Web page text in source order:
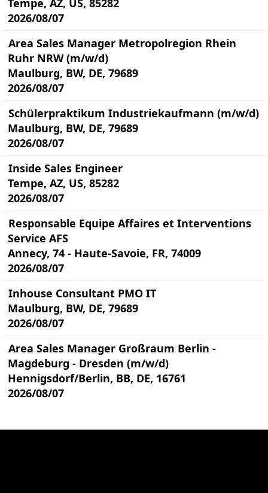
Tempe, AZ, US, 85282
2026/08/07
Area Sales Manager Metropolregion Rhein
Ruhr NRW (m/w/d)
Maulburg, BW, DE, 79689
2026/08/07
Schülerpraktikum Industriekaufmann (m/w/d)
Maulburg, BW, DE, 79689
2026/08/07
Inside Sales Engineer
Tempe, AZ, US, 85282
2026/08/07
Responsable Equipe Affaires et Interventions
Service AFS
Annecy, 74 - Haute-Savoie, FR, 74009
2026/08/07
Inhouse Consultant PMO IT
Maulburg, BW, DE, 79689
2026/08/07
Area Sales Manager Großraum Berlin -
Magdeburg - Dresden (m/w/d)
Hennigsdorf/Berlin, BB, DE, 16761
2026/08/07